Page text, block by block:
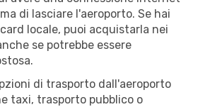
di lasciare l'aeroporto. Se hai
locale, puoi acquistarla nei
se potrebbe essere
di trasporto dall'aeroporto
taxi, trasporto pubblico o